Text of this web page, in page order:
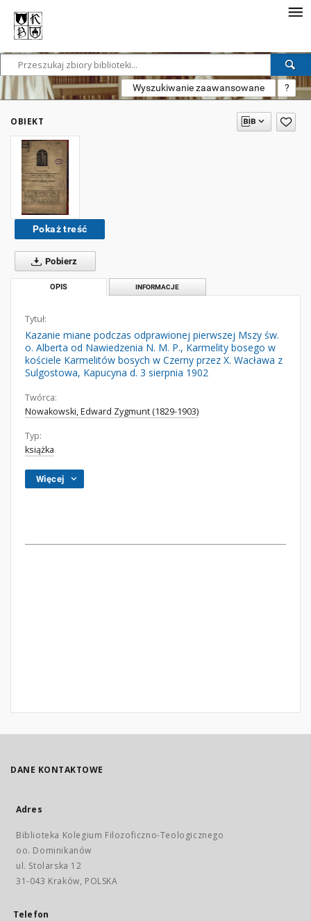
Wyszukiwanie zaawansowane ?
OBIEKT
Pokaż treść
Pobierz
OPIS INFORMACJE
Tytuł:
Kazanie miane podczas odprawionej pierwszej Mszy św.
o. Alberta od Nawiedzenia N. M. P., Karmelity bosego w
kościele Karmelitów bosych w Czerny przez X. Wacława z
Sulgostowa, Kapucyna d. 3 sierpnia 1902
Twórca:
Nowakowski, Edward Zygmunt (1829-1903)
Typ:
książka
Więcej
DANE KONTAKTOWE
Adres
Biblioteka Kolegium Filozoficzno-Teologicznego
oo. Dominikanów
ul. Stolarska 12
31-043 Kraków, POLSKA
Telefon